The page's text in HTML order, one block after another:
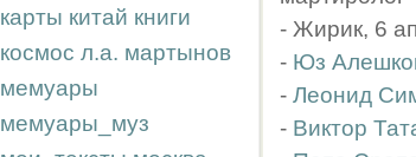
карты китай книги
космос л.а. мартынов
мемуары
мемуары_муз
- Жирик, 6
- Юз
- Леонид
- Виктор